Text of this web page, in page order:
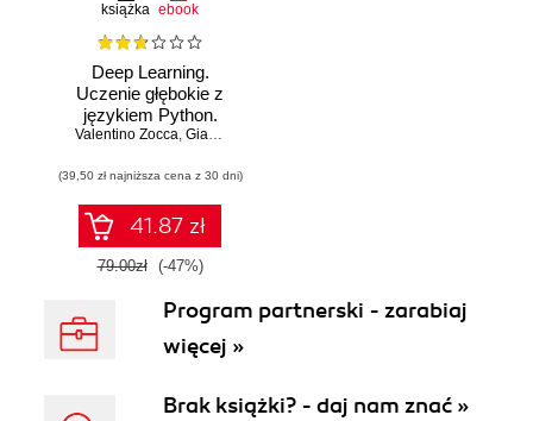
książka ebook
Deep Learning.
Uczenie głębokie z
językiem Python.
Sztuczna
neuronowe
Valentino Zocca, Gianmario Spacagna
(39,50 zł najniższa cena z 30 dni)
41.87 zł
79.00zł (-47%)
Program partnerski - zarabiaj
więcej »
Brak książki? - daj nam znać »